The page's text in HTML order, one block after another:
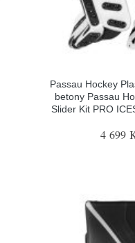
Passau Hockey
betony Passau
Slider Kit PRO
4 699